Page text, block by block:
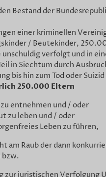
Bestand der
einer kriminellen
/ Beutekinder,
verfolgt und in
in Siechtum durch
bis hin zum Tod oder
250.000 Eltern
entnehmen und / oder
zu leben und / oder
Leben zu führen,
am Raub der dann